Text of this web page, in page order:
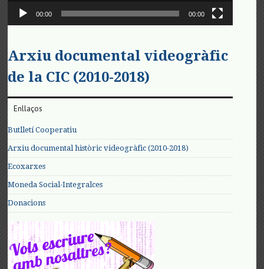
00:00 00:00
Arxiu documental videogràfic
de la CIC (2010-2018)
Enllaços
Butlletí Cooperatiu
Arxiu documental històric videogràfic (2010-2018)
Ecoxarxes
Moneda Social-Integralces
Donacions